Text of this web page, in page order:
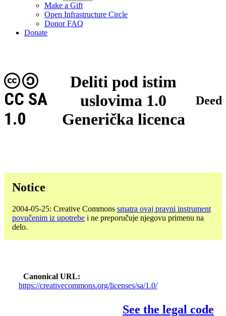
Make a Gift
Open Infrastructure Circle
Donor FAQ
Donate
Deliti pod istim
uslovima 1.0
Generička licenca
CC SA
1.0
Deed
Notice
2004-05-25: Creative Commons smatra ovaj pravni instrument
povučenim iz upotrebe i ne preporučuje njegovu primenu na
delo.
Canonical URL
https://creativecommons.org/licenses/sa/1.0/
See the legal code